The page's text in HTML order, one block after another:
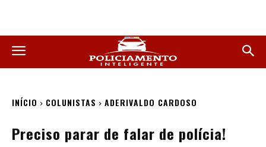
INÍCIO COLUNISTAS ADERIVALDO CARDOSO
Preciso parar de falar de polícia!